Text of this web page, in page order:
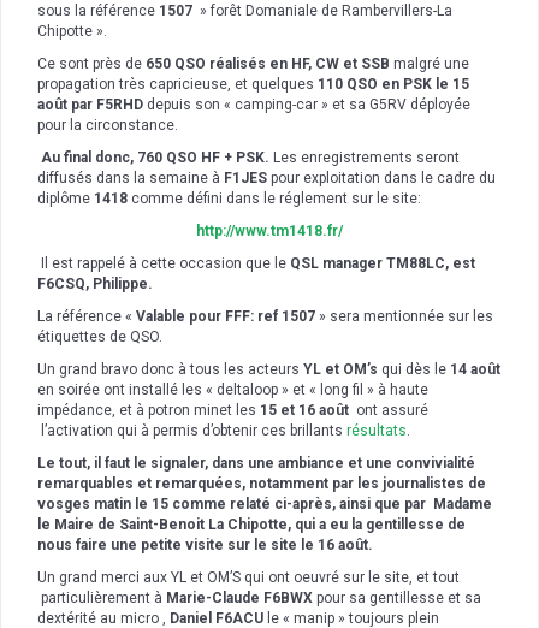
sous la référence 1507 » forêt Domaniale de Rambervillers-La
Chipotte ».
Ce sont près de 650 QSO réalisés en HF, CW et SSB malgré une
propagation très capricieuse, et quelques 110 QSO en PSK le 15
août par F5RHD depuis son « camping-car » et sa G5RV déployée
pour la circonstance.
Au final donc, 760 QSO HF + PSK. Les enregistrements seront
diffusés dans la semaine à F1JES pour exploitation dans le cadre du
diplôme 1418 comme défini dans le réglement sur le site:
http://www.tm1418.fr/
Il est rappelé à cette occasion que le QSL manager TM88LC, est
F6CSQ, Philippe.
La référence « Valable pour FFF: ref 1507 » sera mentionnée sur les
étiquettes de QSO.
Un grand bravo donc à tous les acteurs YL et OM’s qui dès le 14 août
en soirée ont installé les « deltaloop » et « long fil » à haute
impédance, et à potron minet les 15 et 16 août ont assuré
l’activation qui à permis d’obtenir ces brillants résultats
Le tout, il faut le signaler, dans une ambiance et une convivialité
remarquables et remarquées, notamment par les journalistes de
vosges matin le 15 comme relaté ci-après, ainsi que par Madame
le Maire de Saint-Benoit La Chipotte, qui a eu la gentillesse de
nous faire une petite visite sur le site le 16 août.
Un grand merci aux YL et OM’S qui ont oeuvré sur le site, et tout
particulièrement à Marie-Claude F6BWX pour sa gentillesse et sa
dextérité au micro , Daniel F6ACU le « manip » toujours plein